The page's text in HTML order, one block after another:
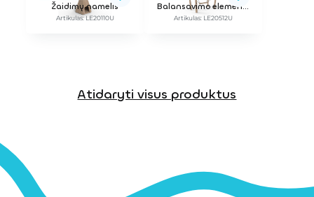
Žaidimų namelis
Artikulas: LE20110U
Balansavimo elementas
Artikulas: LE20512U
Atidaryti visus produktus